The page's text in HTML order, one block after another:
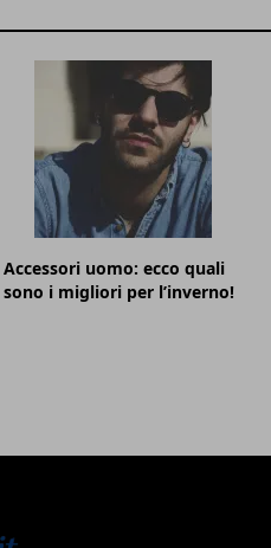
Accessori uomo: ecco quali
sono i migliori per l’inverno!